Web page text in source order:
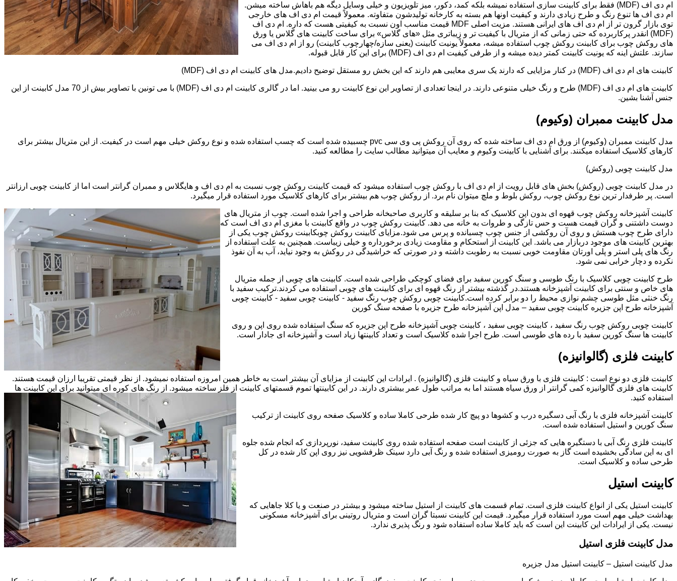
ام دی اف (MDF) فقط برای کابینت سازی استفاده نمیشه بلکه کمد، دکور، میز تلویزیون و خیلی وسایل دیگه هم باهاش ساخته میشن.
ام دی اف ها تنوع رنگ و طرح زیادی دارند و کیفیت اونها هم بسته به کارخانه تولیدشون متفاوته. معمولاً قیمت ام دی اف های خارجی
توی بازار گرون تر از ام دی اف های ایرانی هستند. مزیت اصلی MDF قیمت مناسب اون نسبت به کیفیتی هست که داره. ام دی اف
(MDF) انقدر پرکاربرده که حتی زمانی که از متریال با کیفیت تر و زیباتری مثل «های گلاس» برای ساخت کابینت های گلاس یا ورق
های روکش چوب برای کابینت روکش چوب استفاده میشه، معمولاً یونیت کابینت (یعنی سازه/چهارچوب کابینت) رو از ام دی اف می
سازند. علتش اینه که یونیت کابینت کمتر دیده میشه و از طرفی کیفیت ام دی اف (MDF) برای این کار قابل قبوله.
کابینت های ام دی اف (MDF) در کنار مزایایی که دارند یک سری معایبی هم دارند که این بخش رو مستقل توضیح دادیم.مدل های کابینت ام دی اف (MDF)
کابینت های ام دی اف (MDF) طرح و رنگ خیلی متنوعی دارند. در اینجا تعدادی از تصاویر این نوع کابینت رو می بینید. اما در گالری کابینت ام دی اف (MDF) با می تونین با تصاویر بیش از 70 مدل کابینت از این
جنس آشنا بشین.
مدل کابینت ممبران (وکیوم)
مدل کابینت ممبران (وکیوم) از ورق ام دی اف ساخته شده که روی آن روکش پی وی سی pvc چسبیده شده است که چسب استفاده شده و نوع روکش خیلی مهم است در کیفیت. از این متریال بیشتر برای
کارهای کلاسیک استفاده میکنند. برای آشنایی با کابینت وکیوم و معایب آن میتوانید مطالب سایت را مطالعه کنید.
مدل کابینت چوبی (روکش)
در مدل کابینت چوبی (روکش) بخش های قابل رویت از ام دی اف با روکش چوب استفاده میشود که قیمت کابینت روکش چوب نسبت به ام دی اف و هایگلاس و ممبران گرانتر است اما از کابینت چوبی ارزانتر
است. پر طرفدار ترین نوع روکش چوب، روکش بلوط و ملچ میتوان نام برد. از روکش چوب هم بیشتر برای کارهای کلاسیک مورد استفاده قرار میگیرد.
کابینت آشپزخانه روکش چوب قهوه ای بدون اپن کلاسیک که بنا بر سلیقه و کاربری صاحبخانه طراحی و اجرا شده است. چوب از متریال های
دوست داشتنی و گران قیمت هست و حس تازگی و طروات به خانه می دهد. کابینت روکش چوب در واقع کابینت با مغزی ام دی اف است که
دارای طرح چوب هستش و روی آن روکشی از جنس چوب چسبانده و پرس می شود.مزایای کابینت روکش چوبکابینت روکش چوب یکی از
بهترین کابینت های موجود دربازار می باشد. این کابینت از استحکام و مقاومت زیادی برخورداره و خیلی زیباست. همچنین به علت استفاده از
رنگ های پلی استر و پلی اورتان مقاومت خوبی نسبت به رطوبت داشته و در صورتی که خراشیدگی در روکش به وجود نیاید، آب به آن نفوذ
نکرده و دچار خرابی نمی شود.
طرح کابینت چوبی کلاسیک با رنگ طوسی و سنگ کورین سفید برای فضای کوچکی طراحی شده است. کابینت های چوبی از جمله متریال
های خاص و سنتی برای کابینت آشپزخانه هستند.در گذشته بیشتر از رنگ قهوه ای برای کابینت های چوبی استفاده می کردند.ترکیب سفید با
رنگ خنثی مثل طوسی چشم نوازی محیط را دو برابر کرده است.کابینت چوبی روکش چوب رنگ سفید - کابینت چوبی سفید - کابینت چوبی
آشپزخانه طرح اپن جزیره کابینت چوبی سفید – مدل اپن آشپزخانه طرح جزیره با صفحه سنگ کورین
کابینت چوبی روکش چوب رنگ سفید ، کابینت چوبی سفید ، کابینت چوبی آشپزخانه طرح اپن جزیره که سنگ استفاده شده روی اپن و روی
کابینت ها سنگ کورین سفید با رده های طوسی است. طرح اجرا شده کلاسیک است و تعداد کابینتها زیاد است و آشپزخانه ای جادار است.
کابینت فلزی (گالوانیزه)
کابینت فلزی دو نوع است : کابینت فلزی با ورق سیاه و کابینت فلزی (گالوانیزه) . ایرادات این کابینت از مزایای آن بیشتر است به خاطر همین امروزه استفاده نمیشود. از نظر قیمتی تقریبا ارزان قیمت هستند.
کابینت های فلزی گالوانیزه کمی گرانتر از ورق سیاه هستند اما به مراتب طول عمر بیشتری دارند. در این کابینتها تموم قسمتهای کابینت از فلز ساخته میشود. از رنگ های کوره ای میتوانید برای این کابینت ها
استفاده کنید.
کابینت آشپزخانه فلزی با رنگ آبی دسگیره درب و کشوها دو پیچ کار شده طرحی کاملا ساده و کلاسیک صفحه روی کابینت از ترکیب
سنگ کورین و استیل استفاده شده است.
کابینت فلزی رنگ آبی با دستگیره هایی که جزئی از کابینت است صفحه استفاده شده روی کابینت سفید، نورپردازی که انجام شده جلوه
ای به این سادگی بخشیده است گاز به صورت رومیزی استفاده شده و رنگ آبی دارد سینک ظرفشویی نیز روی اپن کار شده در کل
طرحی ساده و کلاسیک است.
کابینت استیل
کابینت استیل یکی از انواع کابینت فلزی است. تمام قسمت های کابینت از استیل ساخته میشود و بیشتر در صنعت و یا کلا جاهایی که
بهداشت خیلی مهم است مورد استفاده قرار میگیرد. قیمت این کابینت نسبتا گران است و متریال روتینی برای آشپزخانه مسکونی
نیست. یکی از ایرادات این کابینت این است که باید کاملا ساده استفاده شود و رنگ پذیری ندارد.
مدل کابینت فلزی استیل
مدل کابینت استیل – کابینت استیل مدل جزیره